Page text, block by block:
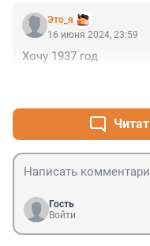
Это_я
16 июня 2024, 23:59
Хочу 1937 год
Гость
Войти